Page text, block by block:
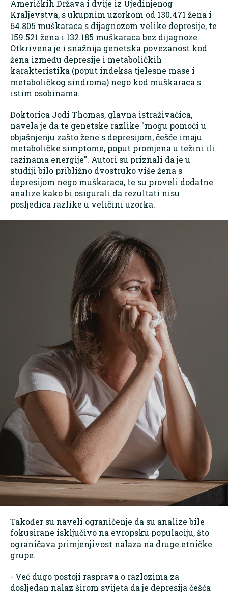
Američkih Država i dvije iz Ujedinjenog
Kraljevstva, s ukupnim uzorkom od 130.471 žena i
64.805 muškaraca s dijagnozom velike depresije, te
159.521 žena i 132.185 muškaraca bez dijagnoze.
Otkrivena je i snažnija genetska povezanost kod
žena između depresije i metaboličkih
karakteristika (poput indeksa tjelesne mase i
metaboličkog sindroma) nego kod muškaraca s
istim osobinama.
Doktorica Jodi Thomas, glavna istraživačica,
navela je da te genetske razlike "mogu pomoći u
objašnjenju zašto žene s depresijom, češće imaju
metaboličke simptome, poput promjena u težini ili
razinama energije". Autori su priznali da je u
studiji bilo približno dvostruko više žena s
depresijom nego muškaraca, te su proveli dodatne
analize kako bi osigurali da rezultati nisu
posljedica razlike u veličini uzorka.
Također su naveli ograničenje da su analize bile
fokusirane isključivo na evropsku populaciju, što
ograničava primjenjivost nalaza na druge etničke
grupe.
- Već dugo postoji rasprava o razlozima za
dosljedan nalaz širom svijeta da je depresija češća